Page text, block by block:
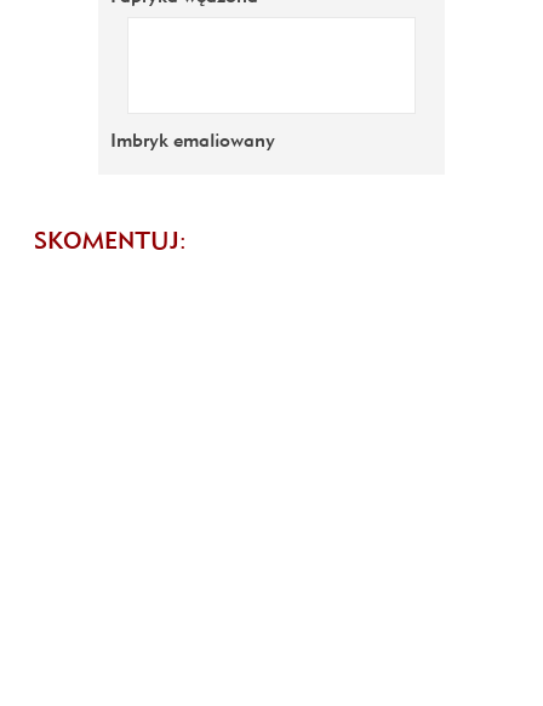
Imbryk emaliowany
SKOMENTUJ: